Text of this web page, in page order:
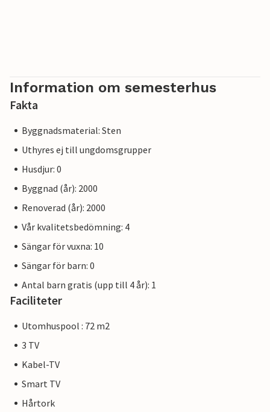
Information om semesterhus
Fakta
Byggnadsmaterial: Sten
Uthyres ej till ungdomsgrupper
Husdjur: 0
Byggnad (år): 2000
Renoverad (år): 2000
Vår kvalitetsbedömning: 4
Sängar för vuxna: 10
Sängar för barn: 0
Antal barn gratis (upp till 4 år): 1
Faciliteter
Utomhuspool : 72 m2
3 TV
Kabel-TV
Smart TV
Hårtork